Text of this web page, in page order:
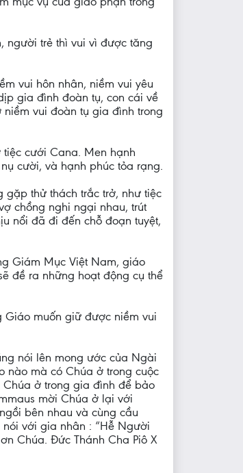
người trẻ thì vui vì được tăng
vui hôn nhân, niềm vui yêu
gia đình đoàn tụ, con cái về
vui đoàn tụ gia đình trong
cưới Cana. Men hạnh
cười, và hạnh phúc tỏa rạng.
gặp thử thách trắc trở, như tiệc
chồng nghi ngại nhau, trút
nổi đã đi đến chỗ đoạn tuyệt,
Giám Mục Việt Nam, giáo
đề ra những hoạt động cụ thể
Giáo muốn giữ được niềm vui
nói lên mong ước của Ngài
nào mà có Chúa ở trong cuộc
Chúa ở trong gia đình để bảo
mời Chúa ở lại với
bên nhau và cùng cầu
với gia nhân : “Hễ Người
Chúa. Đức Thánh Cha Piô X